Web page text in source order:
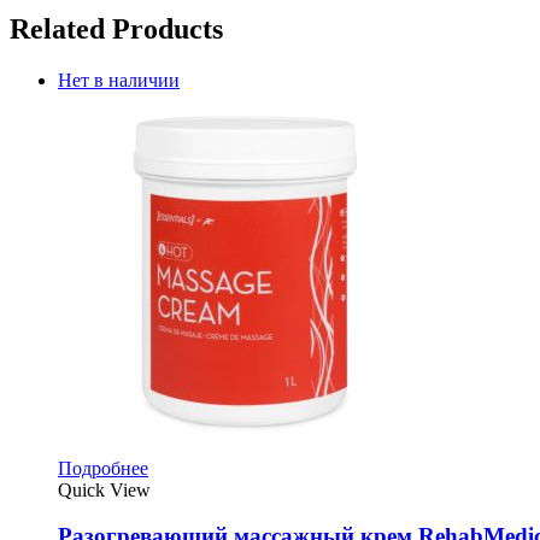
Related Products
Нет в наличии
Подробнее
Quick View